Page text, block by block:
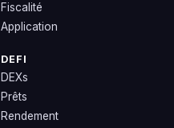
Fiscalité
Application
DEFI
DEXs
Prêts
Rendement